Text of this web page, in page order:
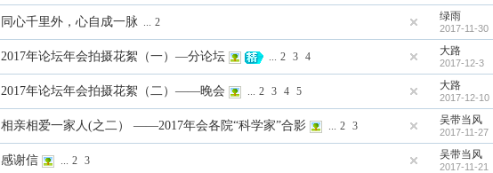
同心千里外，心自成一脉 ... 2 绿雨
2017-11-30
2017年论坛年会拍摄花絮（一）—分论坛 ... 2 3 4 大路
2017-12-3
2017年论坛年会拍摄花絮（二）——晚会 ... 2 3 4 5 大路
2017-12-10
相亲相爱一家人(之二） ——2017年会各院“科学家”合影 ... 2 3 吴带当风
2017-11-27
感谢信 ... 2 3 吴带当风
2017-11-21